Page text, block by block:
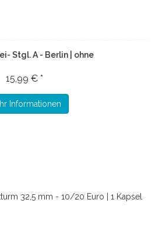
Stgl. A - Berlin | ohne
15,99 € *
Informationen